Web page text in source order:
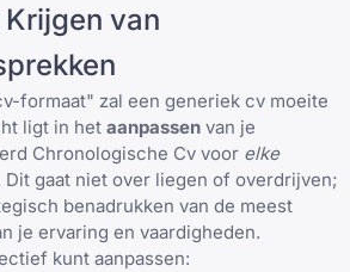
van
formaat" zal een generiek cv moeite
ligt in het aanpassen van je
Chronologische Cv voor elke
gaat niet over liegen of overdrijven;
benadrukken van de meest
je ervaring en vaardigheden.
kunt aanpassen: